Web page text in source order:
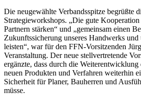
Die neugewählte Verbandsspitze begrüßte
Strategieworkshops. „Die gute
Partnern stärken“ und „gemeinsam einen
Zukunftssicherung unseres Handwerks und
leisten“, war für den FFN-Vorsitzenden
Veranstaltung. Der neue stellvertretende
ergänzte, dass durch die
neuen Produkten und Verfahren weiterhin
Sicherheit für Planer, Bauherren und
müsse.